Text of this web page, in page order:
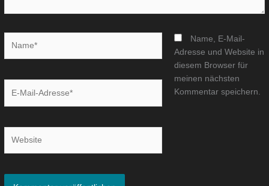
Mail-
Name, E-Mail-
Adresse und Website in
diesem Browser für
meinen nächsten
Kommentar speichern.